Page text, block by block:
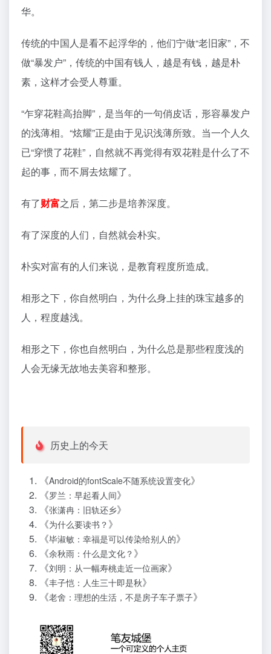
华。
传统的中国人是看不起浮华的，他们宁做“老旧家”，不
做“暴发户”，传统的中国有钱人，越是有钱，越是朴
素，这样才会受人尊重。
“乍穿花鞋高抬脚”，是当年的一句俏皮话，形容暴发户
的浅薄相。“炫耀”正是由于见识浅薄所致。当一个人久
已“穿惯了花鞋”，自然就不再觉得有双花鞋是什么了不
起的事，而不屑去炫耀了。
有了财富之后，第二步是培养深度。
有了深度的人们，自然就会朴实。
朴实对富有的人们来说，是教育程度所造成。
相形之下，你自然明白，为什么身上挂的珠宝越多的
人，程度越浅。
相形之下，你也自然明白，为什么总是那些程度浅的
人会无缘无故地去美容和整形。
历史上的今天
《Android的fontScale不随系统设置变化》
《罗兰：早起看人间》
《张潇冉：旧轨还乡》
《为什么要读书？ 》
《毕淑敏：幸福是可以传染给别人的》
《余秋雨：什么是文化？ 》
《刘明：从一幅寿桃走近一位画家》
《丰子恺：人生三十即是秋》
《老舍：理想的生活，不是房子车子票子》